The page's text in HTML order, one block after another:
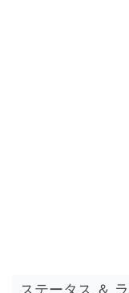
ステータス ＆